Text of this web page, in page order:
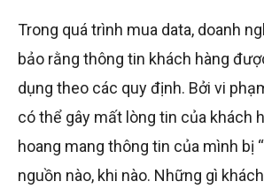
Trong quá trình mua data, doanh
bảo rằng thông tin khách hàng
dụng theo các quy định. Bởi vi
có thể gây mất lòng tin của khách
hoang mang thông tin của mình bị
nguồn nào, khi nào. Những gì